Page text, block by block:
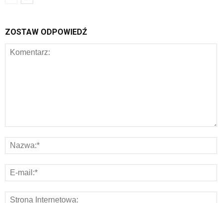
ZOSTAW ODPOWIEDŹ